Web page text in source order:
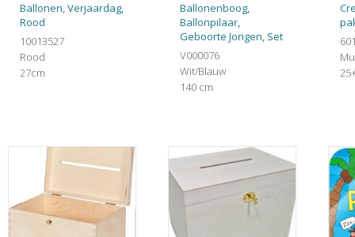
Ballonen, Verjaardag,
Rood
10013527
Rood
27cm
Ballonenboog,
Ballonpilaar,
Geboorte Jongen, Set
V000076
Wit/Blauw
140 cm